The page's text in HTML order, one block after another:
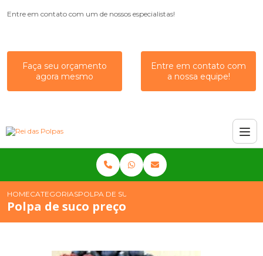
Entre em contato com um de nossos especialistas!
Faça seu orçamento
agora mesmo
Entre em contato com
a nossa equipe!
HOMECATEGORIASPOLPA DE SUCO PREÇO
Polpa de suco preço